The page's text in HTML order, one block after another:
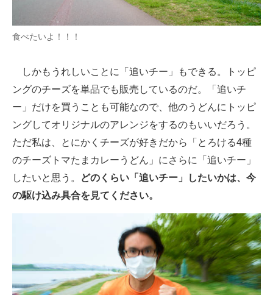
食べたいよ！！！
しかもうれしいことに「追いチー」もできる。トッピ
ングのチーズを単品でも販売しているのだ。「追いチ
ー」だけを買うことも可能なので、他のうどんにトッピ
ングしてオリジナルのアレンジをするのもいいだろう。
ただ私は、とにかくチーズが好きだから「とろける4種
のチーズトマたまカレーうどん」にさらに「追いチー」
したいと思う。
どのくらい「追いチー」したいかは、今
の駆け込み具合を見てください。